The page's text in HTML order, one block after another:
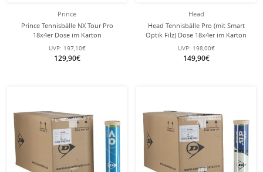
Prince
Prince Tennisbälle NX Tour Pro
18x4er Dose im Karton
UVP: 197,10€
129,90€
Head
Head Tennisbälle Pro (mit Smart
Optik Filz) Dose 18x4er im Karton
UVP: 198,00€
149,90€